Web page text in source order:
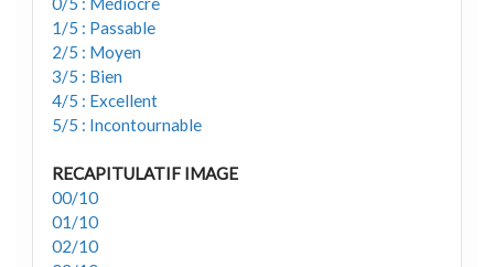
1/5 : Passable
2/5 : Moyen
3/5 : Bien
4/5 : Excellent
5/5 : Incontournable
RECAPITULATIF IMAGE
00/10
01/10
02/10